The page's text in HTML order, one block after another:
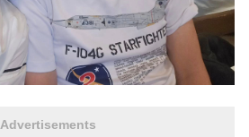
Advertisements